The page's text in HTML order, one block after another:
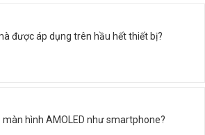
được áp dụng trên hầu hết thiết bị?
hình AMOLED như smartphone?